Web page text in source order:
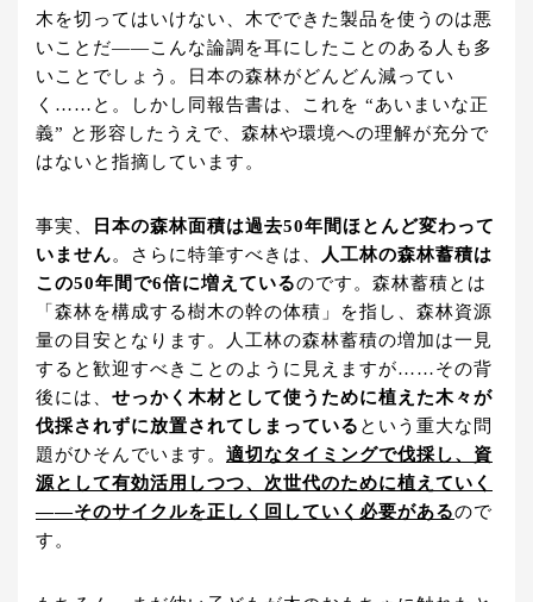
木を切ってはいけない、木でできた製品を使うのは悪
いことだ――こんな論調を耳にしたことのある人も多
いことでしょう。日本の森林がどんどん減ってい
く……と。しかし同報告書は、これを “あいまいな正
義” と形容したうえで、森林や環境への理解が充分で
はないと指摘しています。
事実、
日本の森林面積は過去50年間ほとんど変わって
いません。さらに特筆すべきは、
人工林の森林蓄積は
この50年間で6倍に増えているのです。森林蓄積とは
「森林を構成する樹木の幹の体積」を指し、森林資源
量の目安となります。人工林の森林蓄積の増加は一見
すると歓迎すべきことのように見えますが……その背
後には、 せっかく木材として使うために植えた木々が
伐採されずに放置されてしまっている という重大な問
題がひそんでいます。 適切なタイミングで伐採し、資
源として有効活用しつつ、次世代のために植えていく
――そのサイクルを正しく回していく必要があるので
す。